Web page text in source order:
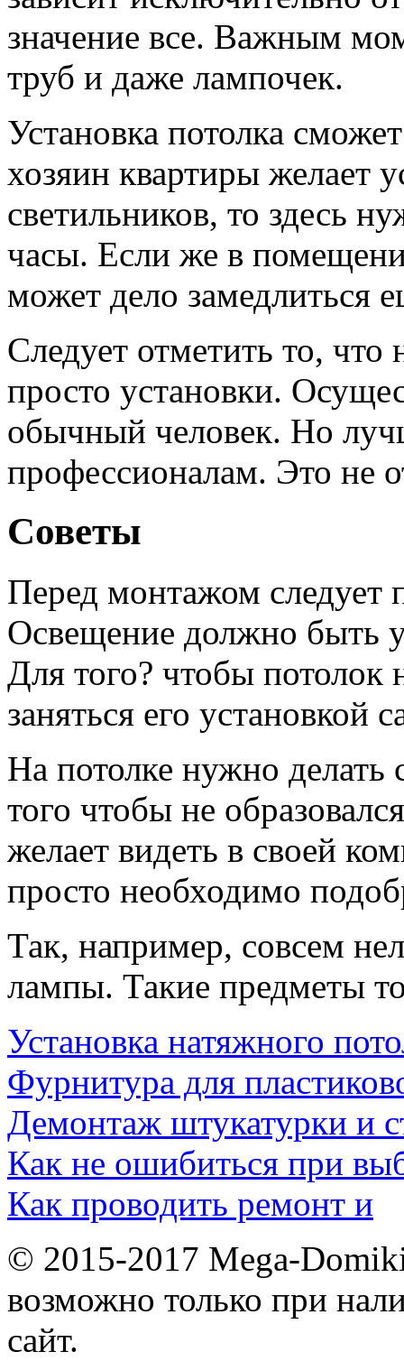
значение все. Важным
труб и даже лампочек.
Установка потолка
хозяин квартиры желает
светильников, то здесь
часы. Если же в
может дело замедлиться
Следует отметить то, что
просто установки.
обычный человек. Но
профессионалам. Это не
Советы
Перед монтажом следует
Освещение должно быть
Для того? чтобы потолок
заняться его
На потолке нужно делать
того чтобы не
желает видеть в своей
просто необходимо
Так, например, совсем
лампы. Такие предметы
Установка натяжного
Фурнитура для
Демонтаж штукатурки и
Как не ошибиться при
Как проводить ремонт и
© 2015-2017 Mega-
возможно только при
сайт.